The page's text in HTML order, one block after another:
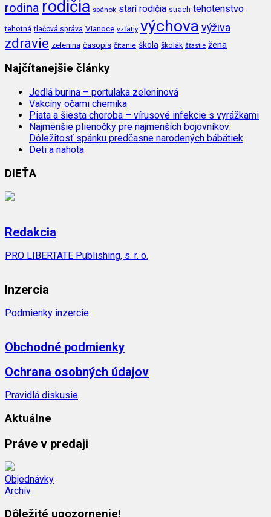
rodina rodičia spánok starí rodičia strach tehotenstvo
tehotná tlačová správa Vianoce vzťahy výchova výživa
zdravie zelenina časopis čítanie škola školák šťastie žena
Najčítanejšie články
Jedlá burina – portulaka zeleninová
Vakcíny očami chemika
Piata a šiesta choroba – vírusové infekcie s vyrážkami
Najmenšie plienočky pre najmenších bojovníkov:
Dôležitosť spánku predčasne narodených bábätiek
Deti a nahota
DIEŤA
Redakcia
PRO LIBERTATE Publishing, s. r. o.
Inzercia
Podmienky inzercie
Obchodné podmienky
Ochrana osobných údajov
Pravidlá diskusie
Aktuálne
Práve v predaji
Objednávky
Archív
Dôležité upozornenie!